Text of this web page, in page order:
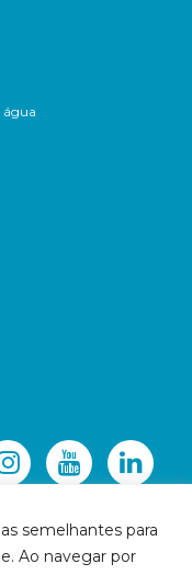
semelhantes para
Ao navegar por
água
os direitos reservados